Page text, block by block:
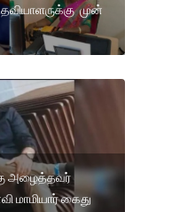
முன்
அழைத்தவர்
மாமியார் கைது